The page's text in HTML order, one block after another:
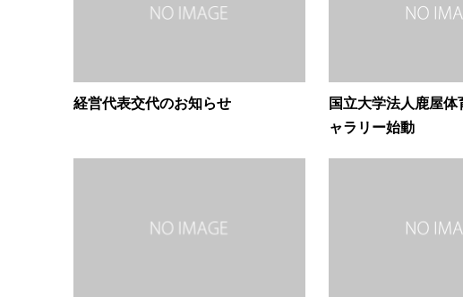
経営代表交代のお知らせ
国立大学法人鹿屋
ャラリー始動